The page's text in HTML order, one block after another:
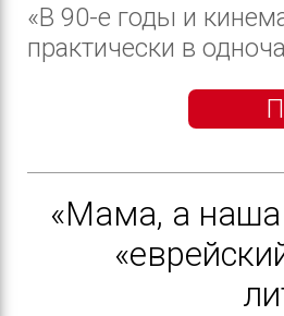
«В 90-е годы и
практически в
«Мама, а наша